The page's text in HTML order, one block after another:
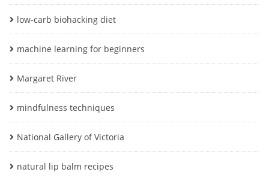
low-carb biohacking diet
machine learning for beginners
Margaret River
mindfulness techniques
National Gallery of Victoria
natural lip balm recipes